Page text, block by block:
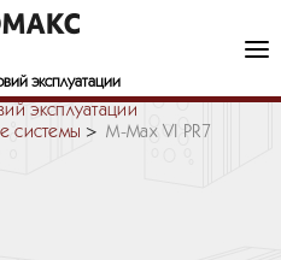
эксплуатации
эксплуатации
системы
M-Max VI PR7